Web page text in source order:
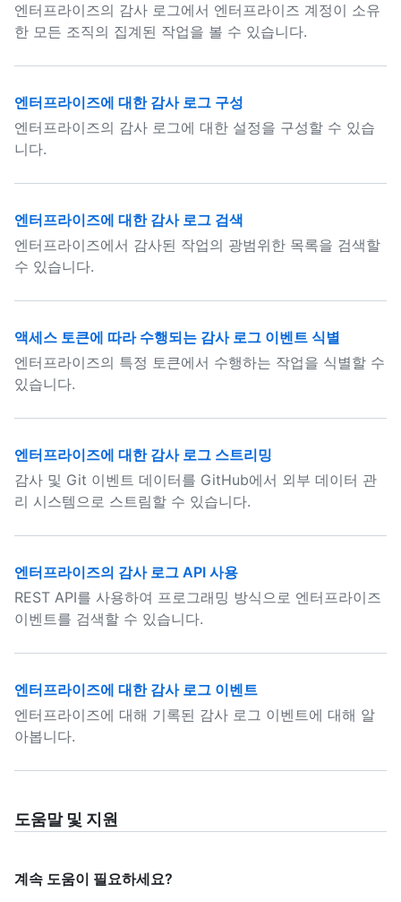
엔터프라이즈의 감사 로그에서 엔터프라이즈 계정이 소유
한 모든 조직의 집계된 작업을 볼 수 있습니다.
엔터프라이즈에 대한 감사 로그 구성
엔터프라이즈의 감사 로그에 대한 설정을 구성할 수 있습
니다.
엔터프라이즈에 대한 감사 로그 검색
엔터프라이즈에서 감사된 작업의 광범위한 목록을 검색할
수 있습니다.
액세스 토큰에 따라 수행되는 감사 로그 이벤트 식별
엔터프라이즈의 특정 토큰에서 수행하는 작업을 식별할 수
있습니다.
엔터프라이즈에 대한 감사 로그 스트리밍
감사 및 Git 이벤트 데이터를 GitHub에서 외부 데이터 관
리 시스템으로 스트림할 수 있습니다.
엔터프라이즈의 감사 로그 API 사용
REST API를 사용하여 프로그래밍 방식으로 엔터프라이즈
이벤트를 검색할 수 있습니다.
엔터프라이즈에 대한 감사 로그 이벤트
엔터프라이즈에 대해 기록된 감사 로그 이벤트에 대해 알
아봅니다.
도움말 및 지원
계속 도움이 필요하세요?